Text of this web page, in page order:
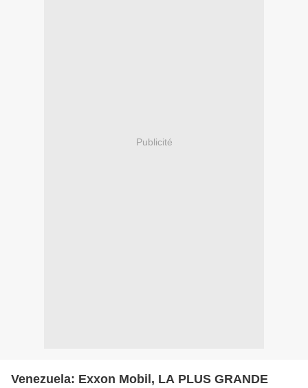
Publicité
Venezuela: Exxon Mobil, LA PLUS GRANDE